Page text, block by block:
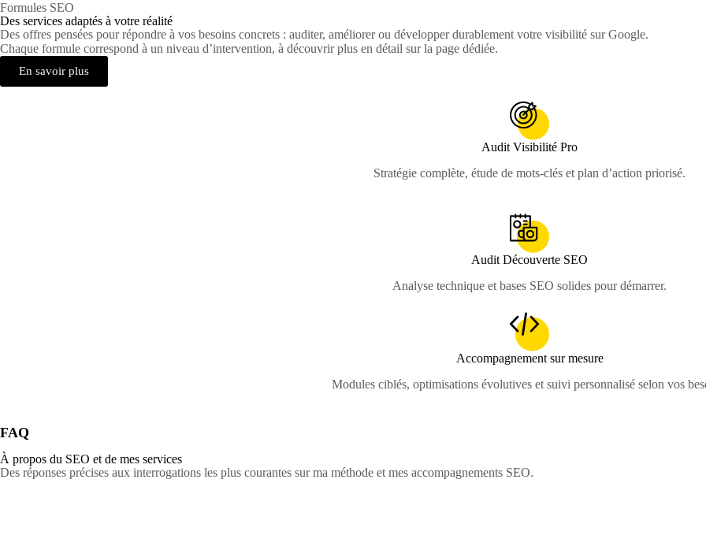
Formules SEO
Des services adaptés à votre réalité
Des offres pensées pour répondre à vos besoins concrets : auditer, améliorer ou développer durablement votre visibilité sur Google.
Chaque formule correspond à un niveau d’intervention, à découvrir plus en détail sur la page dédiée.
En savoir plus
Audit Visibilité Pro
Stratégie complète, étude de mots-clés et plan d’action priorisé.
Audit Découverte SEO
Analyse technique et bases SEO solides pour démarrer.
Accompagnement sur mesure
Modules ciblés, optimisations évolutives et suivi personnalisé selon vos
FAQ
À propos du SEO et de mes services
Des réponses précises aux interrogations les plus courantes sur ma méthode et mes accompagnements SEO.